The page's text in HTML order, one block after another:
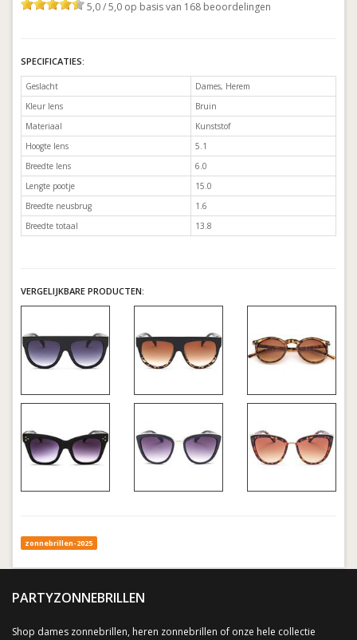
5,0 / 5,0 op basis van 168 beoordelingen
SPECIFICATIES:
Geslacht
Dames, Herem
Kleur lens
Bruin
Materiaal
Kunststof
Hoogte lens
5.1
Breedte lens
6.0
Lengte pootje
15.0
Breedte neusbrug
1.6
Breedte totaal
13.8
VERGELIJKBARE PRODUCTEN:
zonnebrillen-2025
PARTYZONNEBRILLEN
Shop dames zonnebrillen, heren zonnebrillen of onze hele collectie